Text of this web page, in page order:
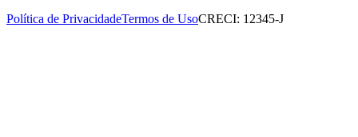
Política de PrivacidadeTermos de UsoCRECI: 12345-J